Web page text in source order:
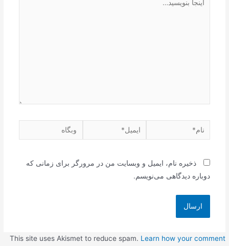
ذخیره نام، ایمیل و وبسایت من در مرورگر برای زمانی که
دوباره دیدگاهی می‌نویسم.
This site uses Akismet to reduce spam. Learn how your comment